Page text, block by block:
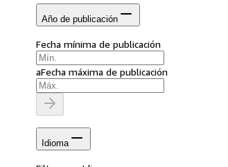
Año de publicación
Fecha mínima de publicación
aFecha máxima de publicación
Idioma